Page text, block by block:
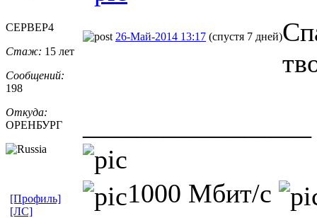
CEPBEP4
Стаж: 15 лет
Сообщений:
198
Откуда:
ОРЕНБУРГ
26-Май-2014 13:17 (спустя 7 дней)
1000 Мбит/с
[Профиль]
[ЛС]